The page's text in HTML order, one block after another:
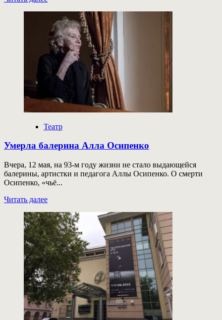
Фёдор
Безносиков
станет
главным
дирижёром
«Новой
Оперы»
Театр
Умерла балерина Алла Осипенко
Вчера, 12 мая, на 93-м году жизни не стало выдающейся
балерины, артистки и педагога Аллы Осипенко. О смерти
Осипенко, «чьё...
Читать далееПрочитать
о
Умерла
балерина
Алла
Осипенко